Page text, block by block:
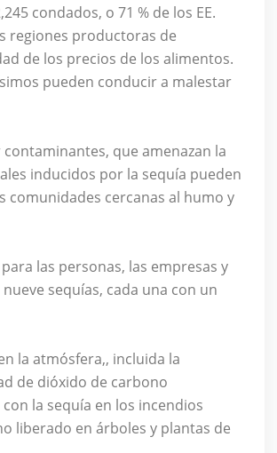
condados, o 71 % de los EE.
regiones productoras de
de los precios de los alimentos.
pueden conducir a malestar
que amenazan la
inducidos por la sequía pueden
comunidades cercanas al humo y
las personas, las empresas y
sequías, cada una con un
la atmósfera,, incluida la
de dióxido de carbono
la sequía en los incendios
liberado en árboles y plantas de